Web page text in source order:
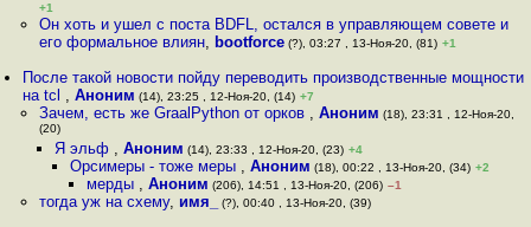
+1
Он хоть и ушел с поста BDFL, остался в управляющем совете и
его формальное влиян, bootforce(?), 03:27 , 13-Ноя-20, (81) +1
После такой новости пойду переводить производственные мощности
на tcl ,Аноним (14), 23:25 , 12-Ноя-20, (14) +7
Зачем, есть же GraalPython от орков , Аноним (18), 23:31 , 12-Ноя-20,
(20)
Я эльф , Аноним (14), 23:33 , 12-Ноя-20, (23) +4
Орсимеры - тоже меры ,Аноним (18), 00:22 , 13-Ноя-20, (34) +2
мерды , Аноним (206), 14:51 , 13-Ноя-20, (206) –1
тогда уж на схему, имя_ (?), 00:40 , 13-Ноя-20, (39)